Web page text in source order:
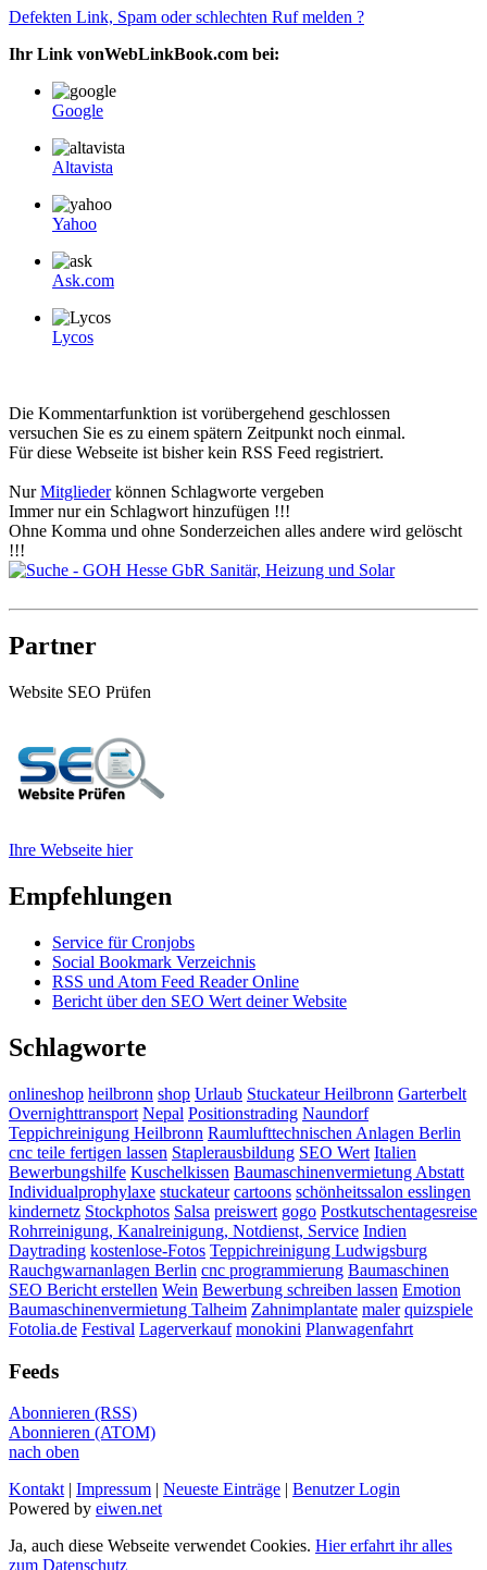
Defekten Link, Spam oder schlechten Ruf melden ?
Ihr Link vonWebLinkBook.com bei:
Google
Altavista
Yahoo
Ask.com
Lycos
Die Kommentarfunktion ist vorübergehend geschlossen
versuchen Sie es zu einem spätern Zeitpunkt noch einmal.
Für diese Webseite ist bisher kein RSS Feed registriert.
NurMitgliederkönnen Schlagworte vergeben
Immer nur ein Schlagwort hinzufügen !!!
Ohne Komma und ohne Sonderzeichen alles andere wird gelöscht
!!!
Partner
Website SEO Prüfen
Ihre Webseite hier
Empfehlungen
Service für Cronjobs
Social Bookmark Verzeichnis
RSS und Atom Feed Reader Online
Bericht über den SEO Wert deiner Website
Schlagworte
onlineshop heilbronn shop Urlaub Stuckateur Heilbronn Garterbelt
Overnighttransport Nepal Positionstrading Naundorf
Teppichreinigung Heilbronn Raumlufttechnischen Anlagen Berlin
cnc teile fertigen lassen Staplerausbildung SEO Wert Italien
Bewerbungshilfe Kuschelkissen Baumaschinenvermietung Abstatt
Individualprophylaxe stuckateur cartoons schönheitssalon esslingen
kindernetz Stockphotos Salsa preiswert gogo Postkutschentagesreise
Rohrreinigung, Kanalreinigung, Notdienst, Service Indien
Daytrading kostenlose-Fotos Teppichreinigung Ludwigsburg
Rauchgwarnanlagen Berlin cnc programmierung Baumaschinen
SEO Bericht erstellen Wein Bewerbung schreiben lassen Emotion
Baumaschinenvermietung Talheim Zahnimplantate maler quizspiele
Fotolia.de Festival Lagerverkauf monokini Planwagenfahrt
Feeds
Abonnieren (RSS)
Abonnieren (ATOM)
nach oben
Kontakt | Impressum | Neueste Einträge | Benutzer Login
Powered by eiwen.net
Ja, auch diese Webseite verwendet Cookies. Hier erfahrt ihr alles
zum Datenschutz